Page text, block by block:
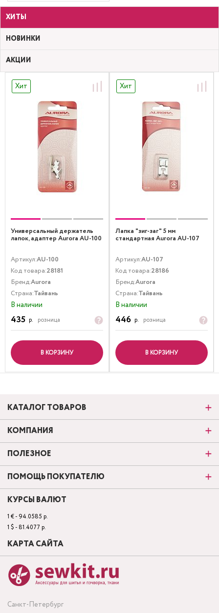
ХИТЫ
НОВИНКИ
АКЦИИ
Хит
Универсальный держатель
лапок, адаптер Aurora AU-100
Артикул:AU-100
Код товара:28181
Бренд:Aurora
Страна:Тайвань
В наличии
435 р. розница
В КОРЗИНУ
Хит
Лапка "зиг-заг" 5 мм
стандартная Aurora AU-107
Артикул:AU-107
Код товара:28186
Бренд:Aurora
Страна:Тайвань
В наличии
446 р. розница
В КОРЗИНУ
Санкт-Петербург
КАТАЛОГ ТОВАРОВ
КОМПАНИЯ
ПОЛЕЗНОЕ
ПОМОЩЬ ПОКУПАТЕЛЮ
КУРСЫ ВАЛЮТ
1 € - 94.0585 р.
1 $ - 81.4077 р.
КАРТА САЙТА